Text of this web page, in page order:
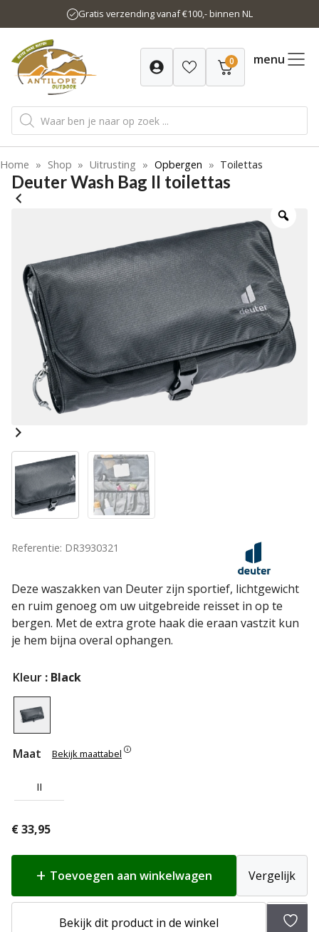
naar
inhoud
Gratis verzending vanaf €100,- binnen NL
0 menu
Producten
zoeken
Home » Shop » Uitrusting » Opbergen » Toilettas
Deuter Wash Bag II toilettas
Referentie: DR3930321
Deze waszakken van Deuter zijn sportief, lichtgewicht
en ruim genoeg om uw uitgebreide reisset in op te
bergen. Met de extra grote haak die eraan vastzit kun
je hem bijna overal ophangen.
Kleur : Black
Maat Bekijk maattabel
II
€33,95
Toevoegen aan winkelwagen Vergelijk
Bekijk dit product in de winkel